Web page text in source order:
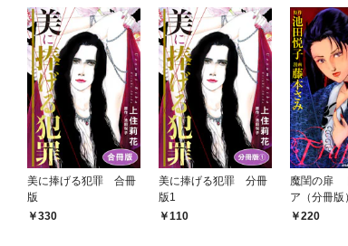
美に捧げる犯罪 合冊
版
330
美に捧げる犯罪 分冊
版1
110
魔閨の扉
ア（分冊
話】220